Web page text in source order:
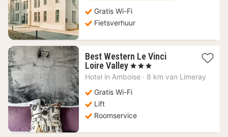
Gratis Wi-Fi
Fietsverhuur
Best Western Le Vinci
Loire Valley 1
nacht
106,99
, 3 Sterren
Hotel in Amboise · 8 km van Limeray
Gratis Wi-Fi
Lift
Roomservice